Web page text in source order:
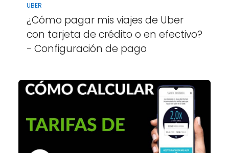
UBER
¿Cómo pagar mis viajes de Uber
con tarjeta de crédito o en efectivo?
- Configuración de pago